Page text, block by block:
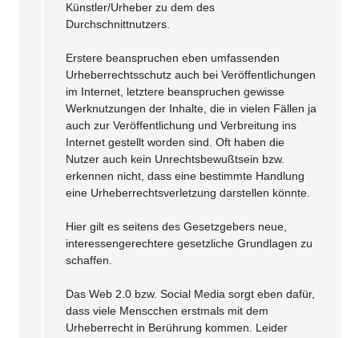
Künstler/Urheber zu dem des
Durchschnittnutzers.
Erstere beanspruchen eben umfassenden
Urheberrechtsschutz auch bei Veröffentlichungen
im Internet, letztere beanspruchen gewisse
Werknutzungen der Inhalte, die in vielen Fällen ja
auch zur Veröffentlichung und Verbreitung ins
Internet gestellt worden sind. Oft haben die
Nutzer auch kein Unrechtsbewußtsein bzw.
erkennen nicht, dass eine bestimmte Handlung
eine Urheberrechtsverletzung darstellen könnte.
Hier gilt es seitens des Gesetzgebers neue,
interessengerechtere gesetzliche Grundlagen zu
schaffen.
Das Web 2.0 bzw. Social Media sorgt eben dafür,
dass viele Menscchen erstmals mit dem
Urheberrecht in Berührung kommen. Leider